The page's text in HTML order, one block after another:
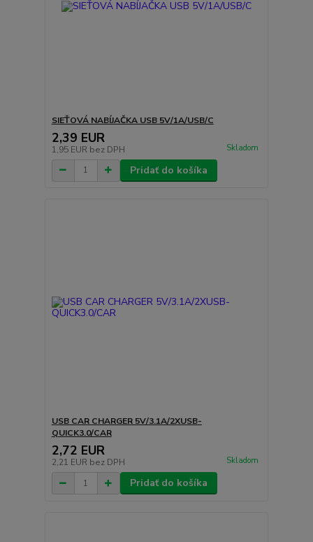
SIEŤOVÁ NABÍJAČKA USB 5V/1A/USB/C
2,39 EUR
1,95 EUR bez DPH Skladom
Pridať do košíka
USB CAR CHARGER 5V/3.1A/2XUSB-
QUICK3.0/CAR
2,72 EUR
2,21 EUR bez DPH Skladom
Pridať do košíka